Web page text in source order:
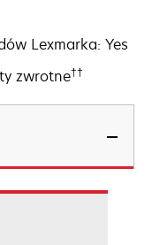
Lexmarka: Yes
zwrotne††